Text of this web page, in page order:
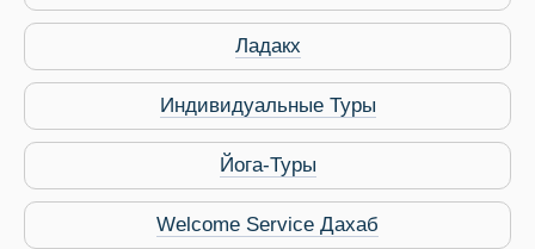
Ладакх
Индивидуальные Туры
Йога-Туры
Welcome Service Дахаб